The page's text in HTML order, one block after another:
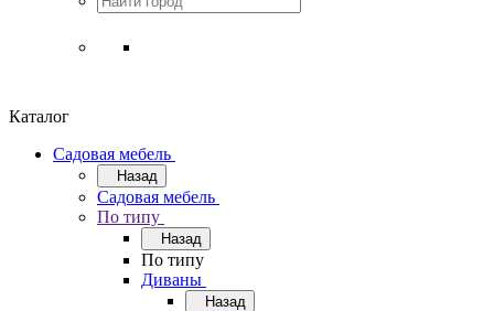
Каталог
Садовая мебель
Назад
Садовая мебель
По типу
Назад
По типу
Диваны
Назад